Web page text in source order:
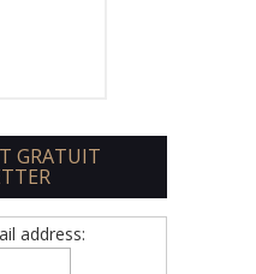
GRATUIT
address: